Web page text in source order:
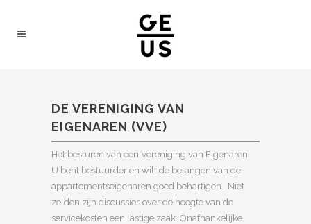
DE VERENIGING VAN
EIGENAREN (VVE)
Het besturen van een Vereniging van Eigenaren
U bent bestuurder en wilt de belangen van de
appartementseigenaren goed behartigen. Niet
zelden zijn discussies over de hoogte van de
servicekosten een lastige zaak. Onafhankelijke